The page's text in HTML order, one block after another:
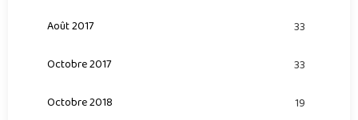
Août 2017 33
Octobre 2017 33
Octobre 2018 19